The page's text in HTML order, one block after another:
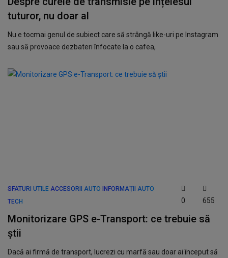
tuturor, nu doar al
Nu e tocmai genul de subiect care să strângă like-uri pe Instagram
sau să provoace dezbateri înfocate la o cafea,
SFATURI UTILE ACCESORII AUTO
INFORMAȚII AUTO
TECH
0 655
Monitorizare GPS e-Transport: ce trebuie să
știi
Dacă ai firmă de transport, lucrezi cu marfă sau doar ai început să